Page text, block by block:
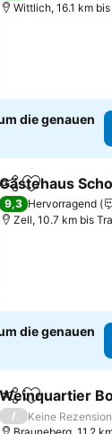
Wittlich, 16.1 km
die genauen
TeilenZu
Gästehaus
9,3 Hervorragend
Zell, 10.7 km bis
die genauen
TeilenZu
Weinquartier
/
Keine